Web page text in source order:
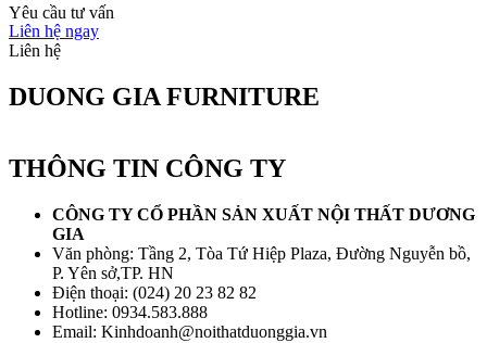
Yêu cầu tư vấn
Liên hệ ngay
Liên hệ
DUONG GIA FURNITURE
THÔNG TIN CÔNG TY
CÔNG TY CỔ PHẦN SẢN XUẤT NỘI THẤT DƯƠNG
GIA
Văn phòng: Tầng 2, Tòa Tứ Hiệp Plaza, Đường Nguyễn bồ,
P. Yên sở,TP. HN
Điện thoại: (024) 20 23 82 82
Hotline: 0934.583.888
Email: Kinhdoanh@noithatduonggia.vn